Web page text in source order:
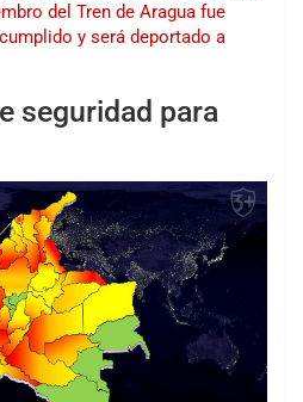
del Tren de Aragua fue
y será deportado a
seguridad para